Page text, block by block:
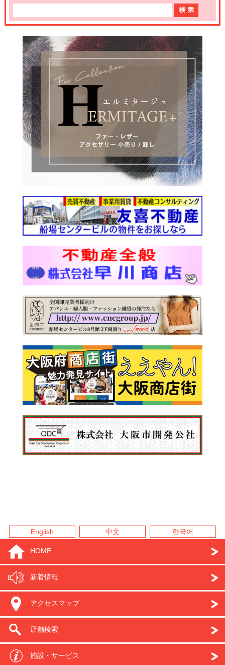
English 中文 한국어
HOME
新着情報
アクセスマップ
店舗検索
施設・サービス